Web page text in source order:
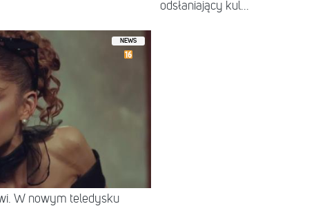
odsłaniający kul...
NEWS
W nowym teledysku